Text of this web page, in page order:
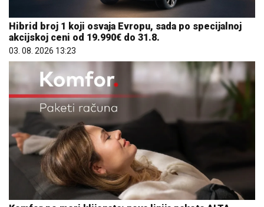
Hibrid broj 1 koji osvaja Evropu, sada po specijalnoj
akcijskoj ceni od 19.990€ do 31.8.
03. 08. 2026 13:23